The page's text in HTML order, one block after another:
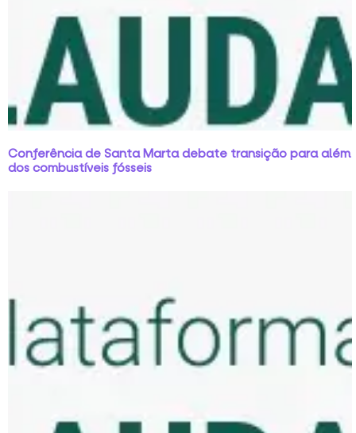
Conferência de Santa Marta debate transição para além
dos combustíveis fósseis